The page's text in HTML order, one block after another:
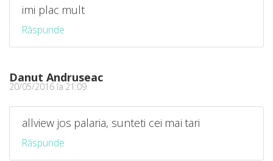
imi plac mult
Răspunde
Danut Andruseac
20/05/2016 la 21:09
allview jos palaria, sunteti cei mai tari
Răspunde